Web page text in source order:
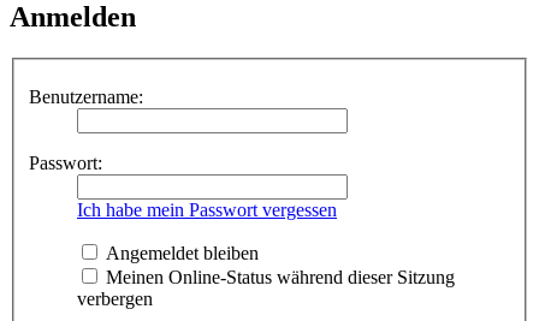
Anmelden
Benutzername:
Passwort:
Ich habe mein Passwort vergessen
Angemeldet bleiben
Meinen Online-Status während dieser Sitzung
verbergen